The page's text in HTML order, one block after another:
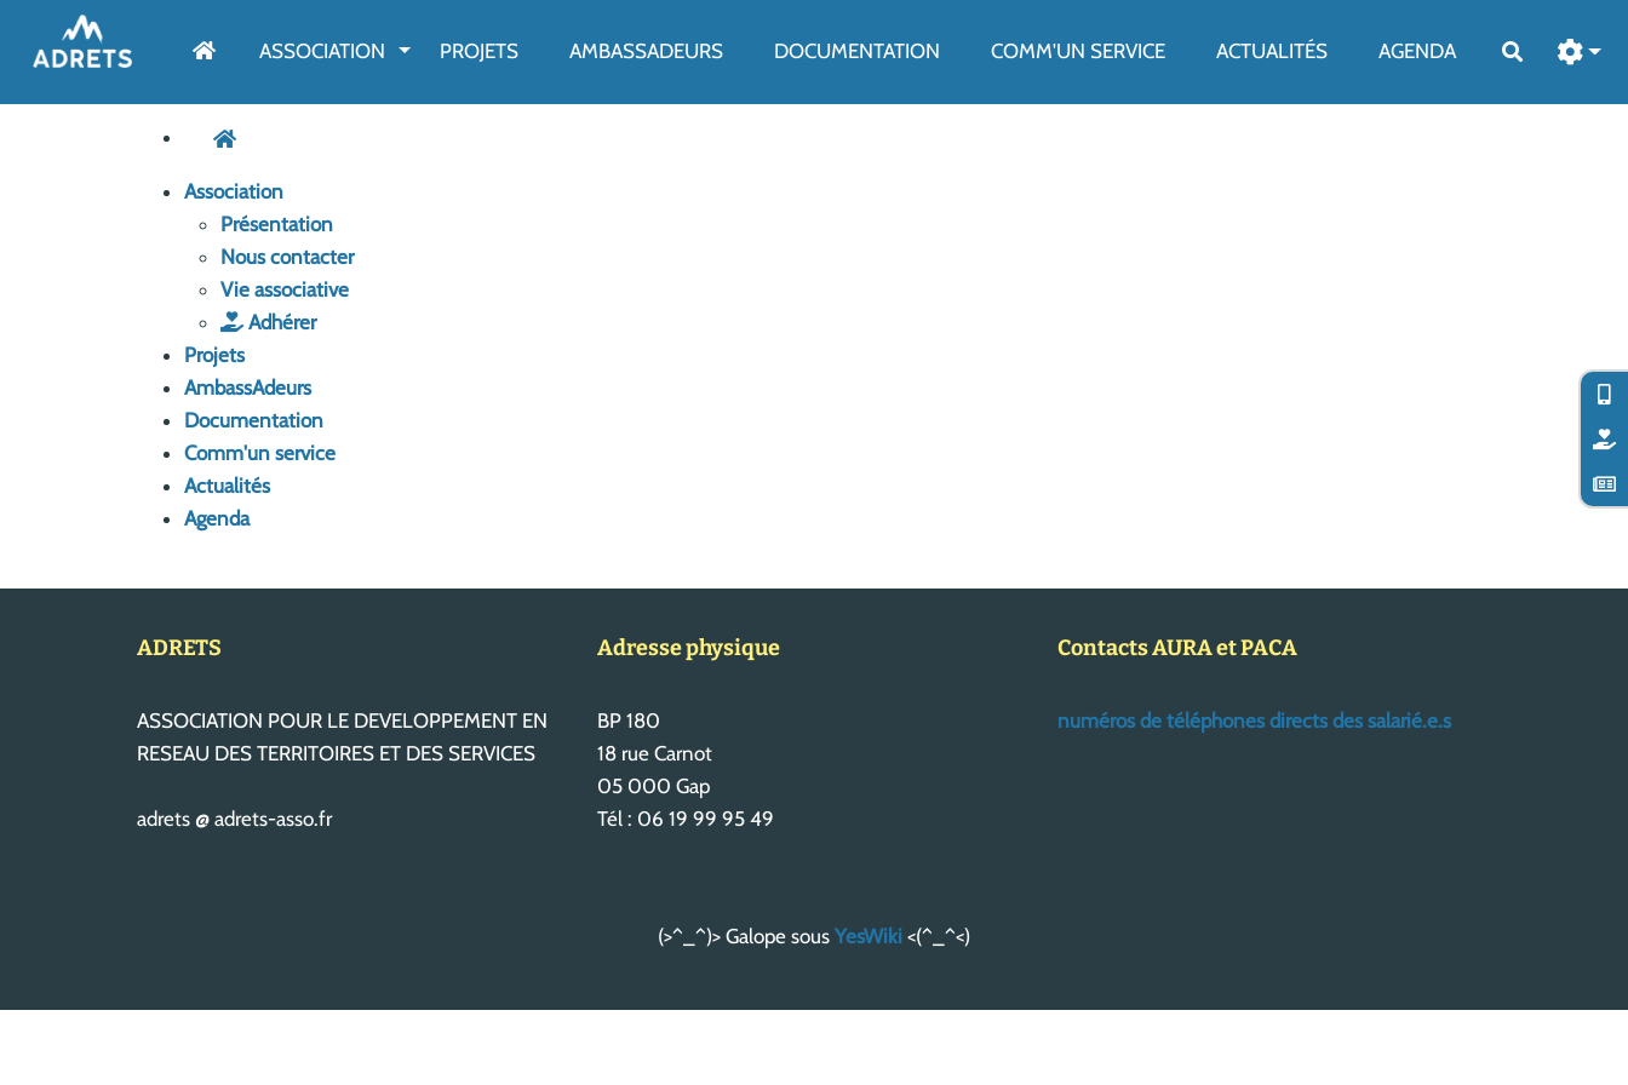
ASSOCIATION AFFICHER LE MENU
PROJETS AMBASSADEURS DOCUMENTATION COMM'UN SERVICE ACTUALITÉS AGENDA Rechercher
Association
Présentation
Nous contacter
Vie associative
Adhérer
Projets
AmbassAdeurs
Documentation
Comm'un service
Actualités
Agenda
ADRETS
ASSOCIATION POUR LE DEVELOPPEMENT EN
RESEAU DES TERRITOIRES ET DES SERVICES
adrets @ adrets-asso.fr
Adresse physique
BP 180
18 rue Carnot
05 000 Gap
Tél : 06 19 99 95 49
Contacts AURA et PACA
numéros de téléphones directs des salarié.e.s
(>^_^)> Galope sous YesWiki <(^_^<)